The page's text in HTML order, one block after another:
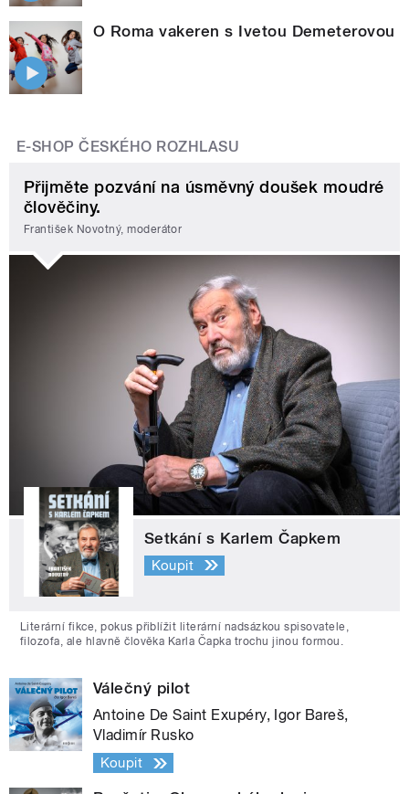
O Roma vakeren s Ivetou Demeterovou
E-SHOP ČESKÉHO ROZHLASU
Přijměte pozvání na úsměvný doušek moudré
člověčiny.
František Novotný, moderátor
Setkání s Karlem Čapkem
Koupit
Literární fikce, pokus přiblížit literární nadsázkou spisovatele,
filozofa, ale hlavně člověka Karla Čapka trochu jinou formou.
Válečný pilot
Antoine De Saint Exupéry, Igor Bareš,
Vladimír Rusko
Koupit